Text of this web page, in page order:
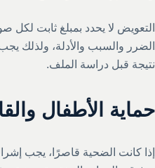
التعويض لا يحدد بمبلغ ثابت لكل
الضرر والسبب والأدلة، ولذلك
نتيجة قبل دراسة الملف.
حماية الأطفال
إذا كانت الضحية قاصرًا، يجب